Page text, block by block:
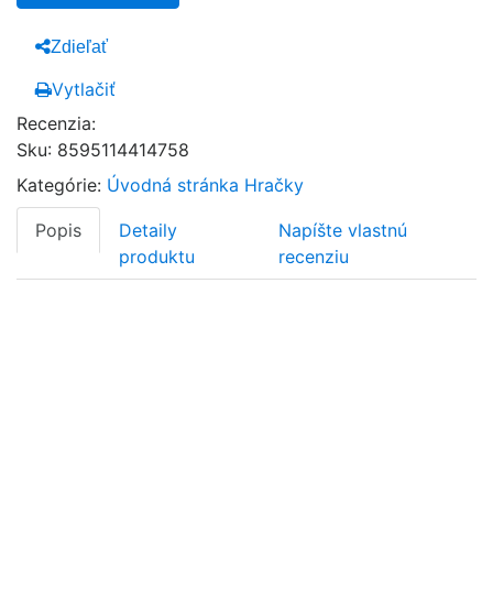
Zdieľať
Vytlačiť
Recenzia:
Sku: 8595114414758
Kategórie: Úvodná stránka Hračky
Popis
Detaily
produktu
Napíšte vlastnú
recenziu